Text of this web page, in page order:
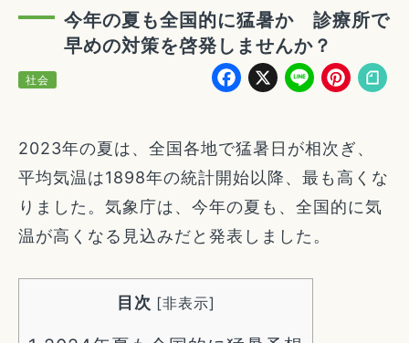
今年の夏も全国的に猛暑か 診療所で
早めの対策を啓発しませんか？
社会 Facebook
X Line
2023年の夏は、全国各地で猛暑日が相次ぎ、
平均気温は1898年の統計開始以降、最も高くな
りました。気象庁は、今年の夏も、全国的に気
温が高くなる見込みだと発表しました。
目次 [非表示]